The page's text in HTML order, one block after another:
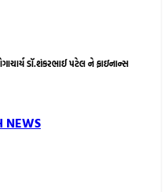
ડૉ.શંકરભાઈ પટેલ ને ફાઇનાન્સ
NEWS